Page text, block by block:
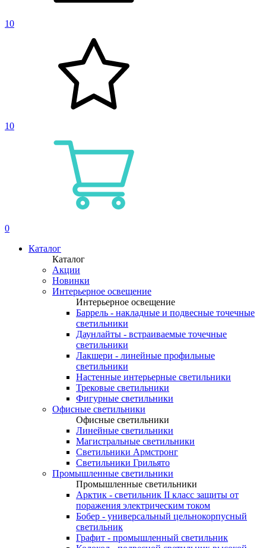
10
10
0
Каталог
Каталог
Акции
Новинки
Интерьерное освещение
Интерьерное освещение
Баррель - накладные и подвесные точечные
светильники
Даунлайты - встраиваемые точечные
светильники
Лакшери - линейные профильные
светильники
Настенные интерьерные светильники
Трековые светильники
Фигурные светильники
Офисные светильники
Офисные светильники
Линейные светильники
Магистральные светильники
Светильники Армстронг
Светильники Грильято
Промышленные светильники
Промышленные светильники
Арктик - светильник II класс защиты от
поражения электрическим током
Бобер - универсальный цельнокорпусный
светильник
Графит - промышленный светильник